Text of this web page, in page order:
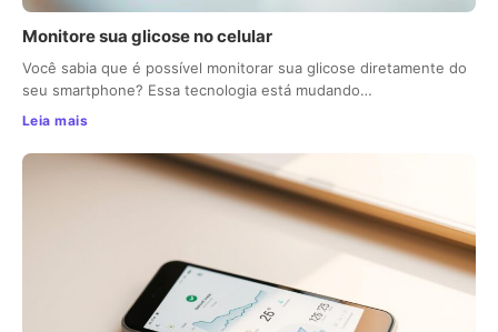
Monitore sua glicose no celular
Você sabia que é possível monitorar sua glicose diretamente do
seu smartphone? Essa tecnologia está mudando…
Leia mais